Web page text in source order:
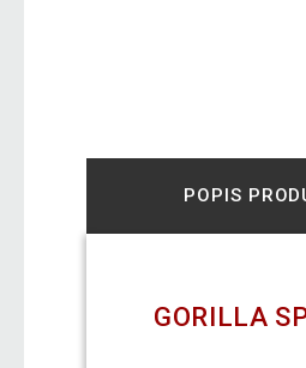
POPIS
GORILLA